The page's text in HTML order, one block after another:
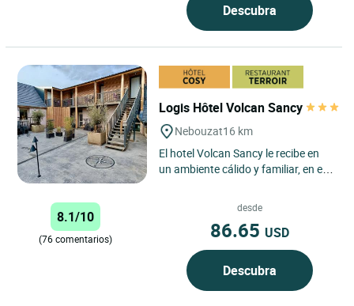
Descubra
Logis Hôtel Volcan Sancy
Nebouzat16 km
El hotel Volcan Sancy le recibe en
un ambiente cálido y familiar, en el
8.1/10
(76 comentarios)
desde
86.65 USD
Descubra